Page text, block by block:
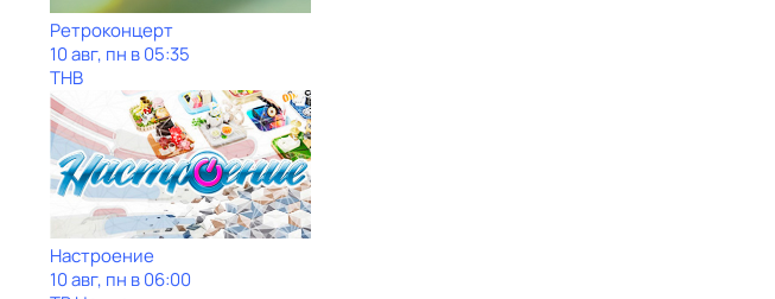
Ретроконцерт
10 авг, пн в 05:35
ТНВ
Настроение
10 авг, пн в 06:00